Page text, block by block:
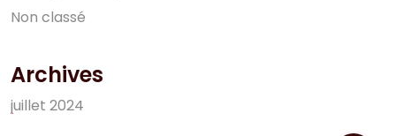
Non classé
Archives
juillet 2024